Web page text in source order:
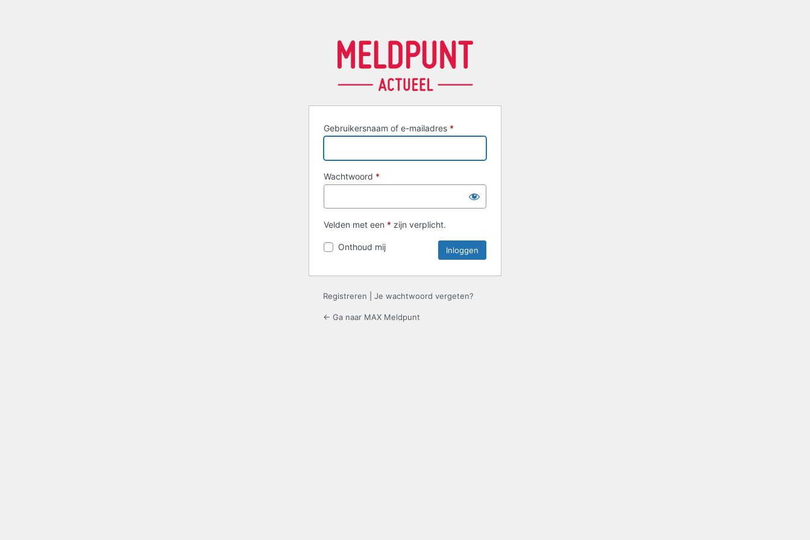
Gebruikersnaam of e-mailadres *
Wachtwoord *
Velden met een * zijn verplicht.
Onthoud mij
Registreren Je wachtwoord vergeten?
← Ga naar MAX Meldpunt